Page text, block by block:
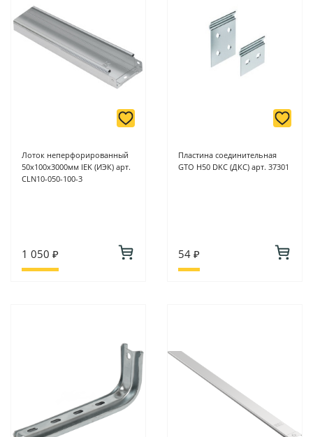
Лоток неперфорированный
50х100х3000мм IEK (ИЭК) арт.
CLN10-050-100-3
1 050 ₽
Пластина соединительная
GTO H50 DKC (ДКС) арт. 37301
54 ₽